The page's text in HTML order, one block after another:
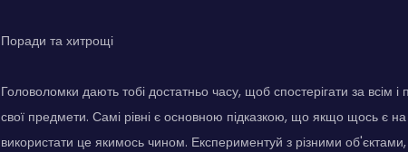
Поради та хитрощі
Головоломки дають тобі достатньо часу, щоб спостерігати за всім
свої предмети. Самі рівні є основною підказкою, що якщо щось є
використати це якимось чином. Експериментуй з різними